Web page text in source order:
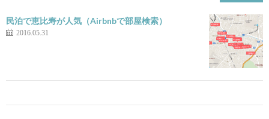
民泊で恵比寿が人気（Airbnbで部屋検索）
2016.05.31